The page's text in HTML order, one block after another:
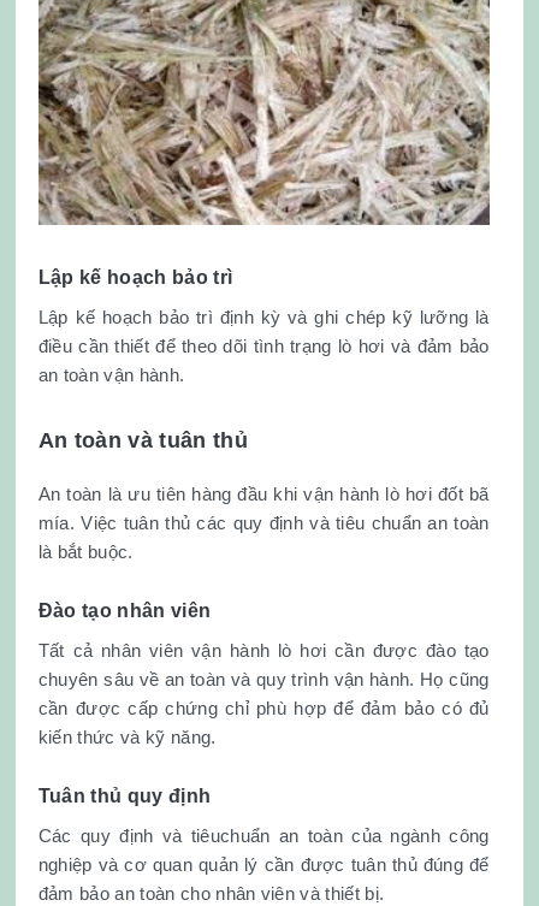
Lập kế hoạch bảo trì
Lập kế hoạch bảo trì định kỳ và ghi chép kỹ lưỡng là
điều cần thiết để theo dõi tình trạng lò hơi và đảm bảo
an toàn vận hành.
An toàn và tuân thủ
An toàn là ưu tiên hàng đầu khi vận hành lò hơi đốt bã
mía. Việc tuân thủ các quy định và tiêu chuẩn an toàn
là bắt buộc.
Đào tạo nhân viên
Tất cả nhân viên vận hành lò hơi cần được đào tạo
chuyên sâu về an toàn và quy trình vận hành. Họ cũng
cần được cấp chứng chỉ phù hợp để đảm bảo có đủ
kiến thức và kỹ năng.
Tuân thủ quy định
Các quy định và tiêuchuẩn an toàn của ngành công
nghiệp và cơ quan quản lý cần được tuân thủ đúng để
đảm bảo an toàn cho nhân viên và thiết bị.